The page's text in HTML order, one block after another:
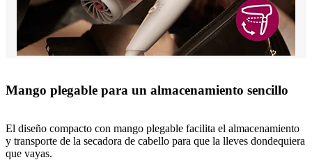
Mango plegable para un almacenamiento sencillo
El diseño compacto con mango plegable facilita el almacenamiento
y transporte de la secadora de cabello para que la lleves dondequiera
que vayas.